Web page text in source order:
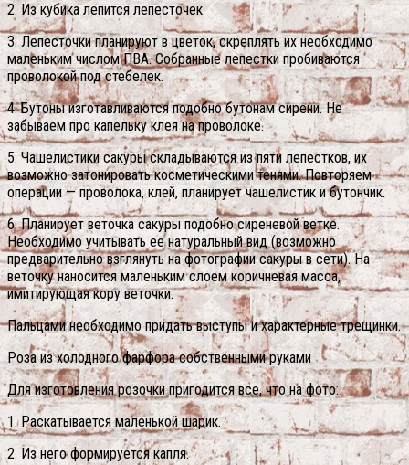
2. Из кубика лепится лепесточек.
3. Лепесточки планируют в цветок, скреплять их необходимо
маленьким числом ПВА. Собранные лепестки пробиваются
проволокой под стебелек.
4. Бутоны изготавливаются подобно бутонам сирени. Не
забываем про капельку клея на проволоке.
5. Чашелистики сакуры складываются из пяти лепестков, их
возможно затонировать косметическими тенями. Повторяем
операции — проволока, клей, планирует чашелистик и бутончик.
6. Планирует веточка сакуры подобно сиреневой ветке.
Необходимо учитывать ее натуральный вид (возможно
предварительно взглянуть на фотографии сакуры в сети). На
веточку наносится маленьким слоем коричневая масса,
имитирующая кору веточки.
Пальцами необходимо придать выступы и характерные трещинки.
Роза из холодного фарфора собственными руками
Для изготовления розочки пригодится все, что на фото:
1. Раскатывается маленькой шарик.
2. Из него формируется капля.